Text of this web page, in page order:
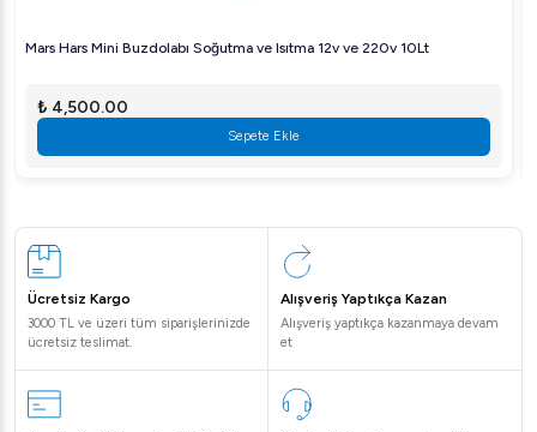
Mars Hars Mini Buzdolabı Soğutma ve Isıtma 12v ve 220v 10Lt
₺ 4,500.00
Sepete Ekle
Ücretsiz Kargo
3000 TL ve üzeri tüm siparişlerinizde
ücretsiz teslimat.
Alışveriş Yaptıkça Kazan
Alışveriş yaptıkça kazanmaya devam
et